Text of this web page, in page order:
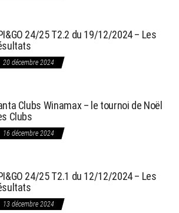
24/25 T2.2 du 19/12/2024 – Les
20 décembre 2024
Clubs Winamax – le tournoi de Noël
Clubs
16 décembre 2024
24/25 T2.1 du 12/12/2024 – Les
13 décembre 2024